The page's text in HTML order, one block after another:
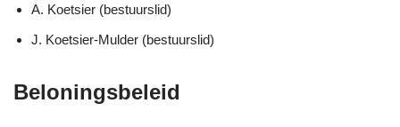
A. Koetsier (bestuurslid)
J. Koetsier-Mulder (bestuurslid)
Beloningsbeleid